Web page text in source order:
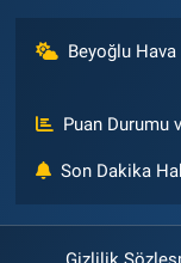
Beyoğlu
Puan Durumu
Son Dakika